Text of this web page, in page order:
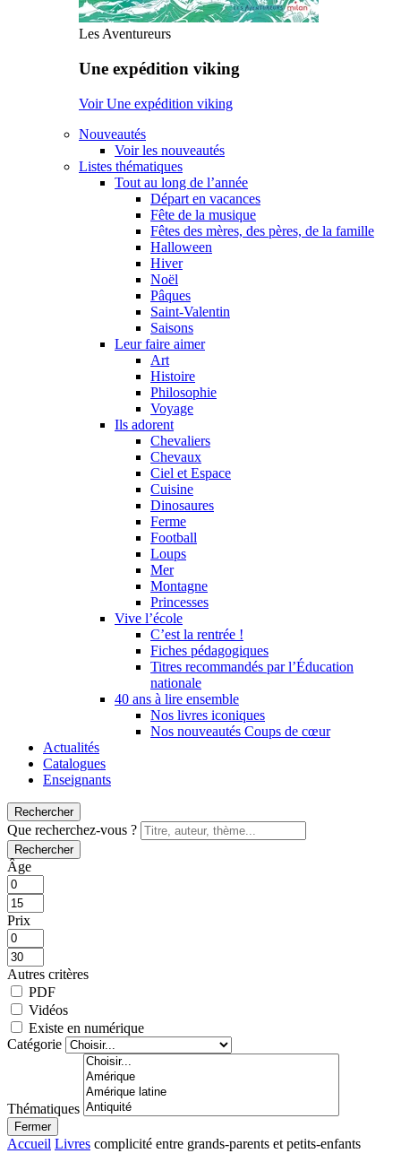
Les Aventureurs
Une expédition viking
Voir Une expédition viking
Nouveautés
Voir les nouveautés
Listes thématiques
Tout au long de l’année
Départ en vacances
Fête de la musique
Fêtes des mères, des pères, de la famille
Halloween
Hiver
Noël
Pâques
Saint-Valentin
Saisons
Leur faire aimer
Art
Histoire
Philosophie
Voyage
Ils adorent
Chevaliers
Chevaux
Ciel et Espace
Cuisine
Dinosaures
Ferme
Football
Loups
Mer
Montagne
Princesses
Vive l’école
C’est la rentrée !
Fiches pédagogiques
Titres recommandés par l’Éducation
nationale
40 ans à lire ensemble
Nos livres iconiques
Nos nouveautés Coups de cœur
Actualités
Catalogues
Enseignants
Rechercher
Que recherchez-vous ?
Rechercher
Âge
Prix
Autres critères
PDF
Vidéos
Existe en numérique
Catégorie
Thématiques
Fermer
Accueil Livres complicité entre grands-parents et petits-enfants